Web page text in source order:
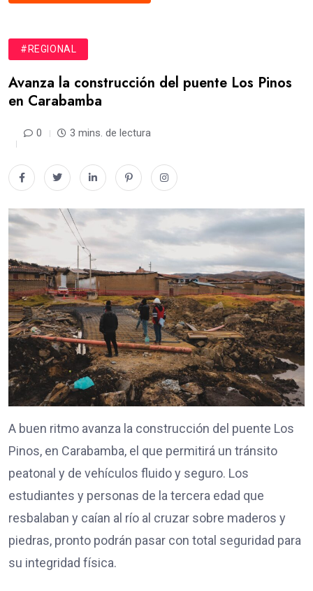
#REGIONAL
Avanza la construcción del puente Los Pinos
en Carabamba
0 3 mins. de lectura
A buen ritmo avanza la construcción del puente Los
Pinos, en Carabamba, el que permitirá un tránsito
peatonal y de vehículos fluido y seguro. Los
estudiantes y personas de la tercera edad que
resbalaban y caían al río al cruzar sobre maderos y
piedras, pronto podrán pasar con total seguridad para
su integridad física.